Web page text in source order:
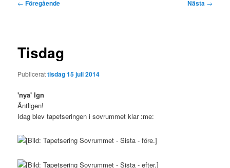
← Föregående Nästa →
Tisdag
Publicerattisdag 15 juli 2014
'nya' lgn
Äntligen!
Idag blev tapetseringen i sovrummet klar :me: